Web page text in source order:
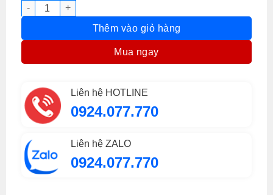
Chất tẩy sơn Zippro 5lít số lượng
Thêm vào giỏ hàng
Mua ngay
Liên hệ HOTLINE
0924.077.770
Liên hệ ZALO
0924.077.770